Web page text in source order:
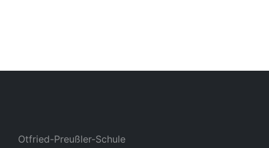
Otfried-Preußler-Schule